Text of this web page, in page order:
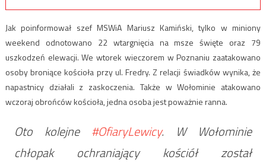
Jak poinformował szef MSWiA Mariusz Kamiński, tylko w miniony
weekend odnotowano 22 wtargnięcia na msze święte oraz 79
uszkodzeń elewacji. We wtorek wieczorem w Poznaniu zaatakowano
osoby broniące kościoła przy ul. Fredry. Z relacji świadków wynika, że
napastnicy działali z zaskoczenia. Także w Wołominie atakowano
wczoraj obrońców kościoła, jedna osoba jest poważnie ranna.
Oto kolejne #OfiaryLewicy. W Wołominie
chłopak ochraniający kościół został